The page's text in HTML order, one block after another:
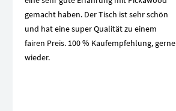
gemacht haben. Der Tisch ist sehr schön
und hat eine super Qualität zu einem
fairen Preis. 100 % Kaufempfehlung, gerne
wieder.